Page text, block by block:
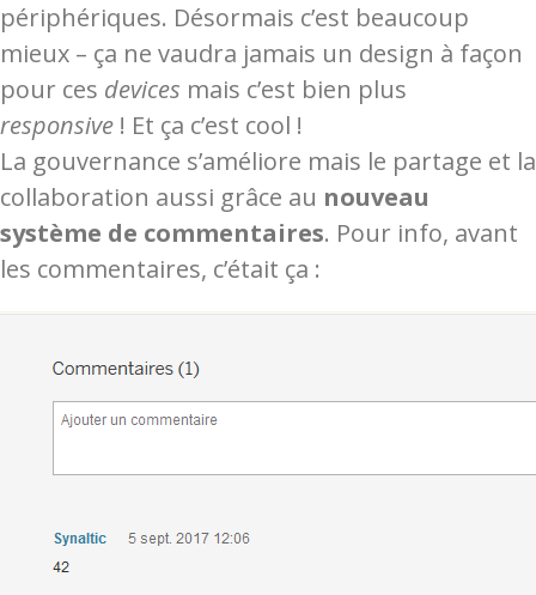
périphériques. Désormais c’est beaucoup
mieux – ça ne vaudra jamais un design à façon
pour ces devices mais c’est bien plus
responsive ! Et ça c’est cool !
La gouvernance s’améliore mais le partage et la
collaboration aussi grâce au nouveau
système de commentaires. Pour info, avant
les commentaires, c’était ça :